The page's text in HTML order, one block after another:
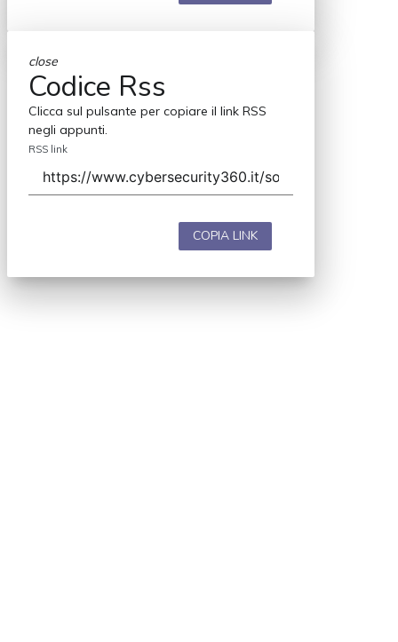
close
Codice Rss
Clicca sul pulsante per copiare il link RSS
negli appunti.
RSS link
COPIA LINK